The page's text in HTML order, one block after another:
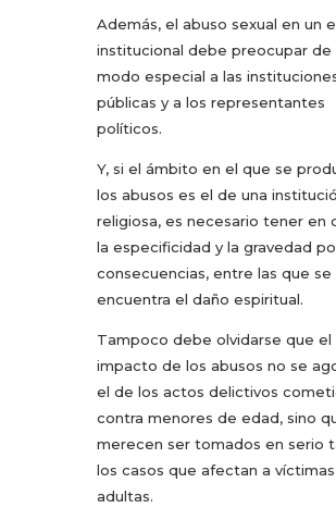
Además, el abuso sexual en un
institucional debe preocupar de
modo especial a las
públicas y a los representantes
políticos.
Y, si el ámbito en el que se
los abusos es el de una
religiosa, es necesario tener en
la especificidad y la gravedad
consecuencias, entre las que se
encuentra el daño espiritual.
Tampoco debe olvidarse que el
impacto de los abusos no se
el de los actos delictivos
contra menores de edad, sino
merecen ser tomados en serio
los casos que afectan a víctimas
adultas.